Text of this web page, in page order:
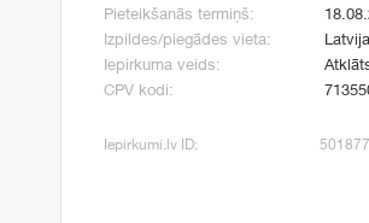
Pieteikšanās termiņš:
Izpildes/piegādes vieta:
Iepirkuma veids:
CPV kodi:
Iepirkumi.lv ID: